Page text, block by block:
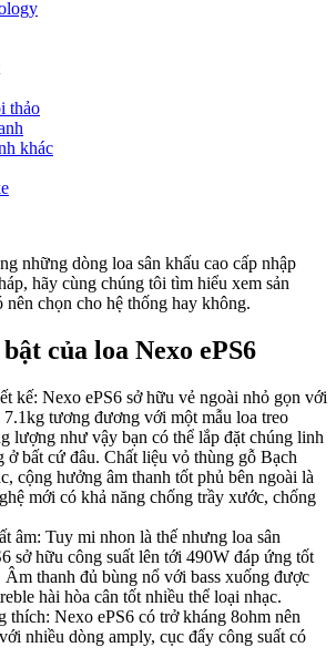
thảo
khác
những dòng loa sân khấu cao cấp nhập
hãy cùng chúng tôi tìm hiểu xem sản
nên chọn cho hệ thống hay không.
của loa Nexo ePS6
kế: Nexo ePS6 sở hữu vẻ ngoài nhỏ gọn với
tương đương với một mẫu loa treo
lượng như vậy bạn có thể lắp đặt chúng linh
ở bất cứ đâu. Chất liệu vỏ thùng gỗ Bạch
cộng hưởng âm thanh tốt phủ bên ngoài là
mới có khả năng chống trầy xước, chống
âm: Tuy mi nhon là thế nhưng loa sân
sở hữu công suất lên tới 490W đáp ứng tốt
Âm thanh đủ bùng nổ với bass xuống được
hài hòa cân tốt nhiều thể loại nhạc.
thích: Nexo ePS6 có trở kháng 8ohm nên
nhiều dòng amply, cục đẩy công suất có